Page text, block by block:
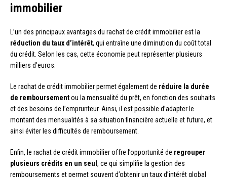
immobilier
L’un des principaux avantages du rachat de crédit immobilier est la
réduction du taux d’intérêt, qui entraîne une diminution du coût total
du crédit. Selon les cas, cette économie peut représenter plusieurs
milliers d’euros.
Le rachat de crédit immobilier permet également de réduire la durée
de remboursementou la mensualité du prêt, en fonction des souhaits
et des besoins de l’emprunteur. Ainsi, il est possible d’adapter le
montant des mensualités à sa situation financière actuelle et future, et
ainsi éviter les difficultés de remboursement.
Enfin, le rachat de crédit immobilier offre l’opportunité de regrouper
plusieurs crédits en un seul , ce qui simplifie la gestion des
remboursements et permet souvent d’obtenir un taux d’intérêt global